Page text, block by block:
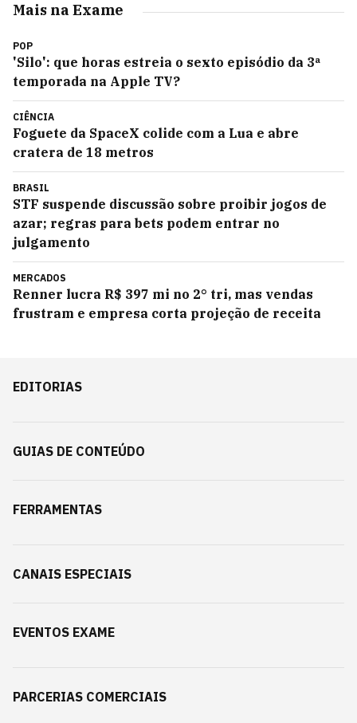
Mais na Exame
POP
'Silo': que horas estreia o sexto episódio da 3ª
temporada na Apple TV?
CIÊNCIA
Foguete da SpaceX colide com a Lua e abre
cratera de 18 metros
BRASIL
STF suspende discussão sobre proibir jogos de
azar; regras para bets podem entrar no
julgamento
MERCADOS
Renner lucra R$ 397 mi no 2° tri, mas vendas
frustram e empresa corta projeção de receita
EDITORIAS
GUIAS DE CONTEÚDO
FERRAMENTAS
CANAIS ESPECIAIS
EVENTOS EXAME
PARCERIAS COMERCIAIS